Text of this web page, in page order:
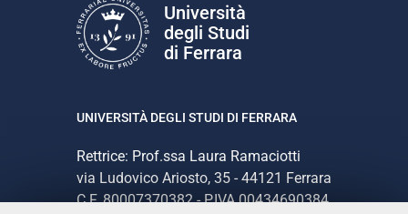
Università
degli Studi
di Ferrara
UNIVERSITÀ DEGLI STUDI DI FERRARA
Rettrice: Prof.ssa Laura Ramaciotti
via Ludovico Ariosto, 35 - 44121 Ferrara
C.F. 80007370382 - P.IVA 00434690384